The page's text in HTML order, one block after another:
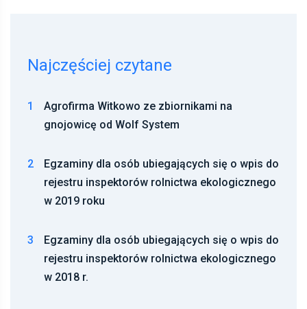
Najczęściej czytane
1
Agrofirma Witkowo ze zbiornikami na
gnojowicę od Wolf System
2
Egzaminy dla osób ubiegających się o wpis do
rejestru inspektorów rolnictwa ekologicznego
w 2019 roku
3
Egzaminy dla osób ubiegających się o wpis do
rejestru inspektorów rolnictwa ekologicznego
w 2018 r.